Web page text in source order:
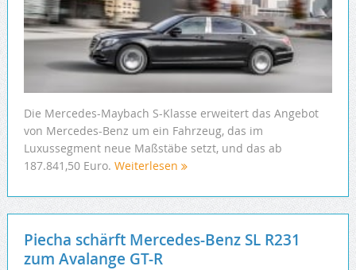
Die Mercedes-Maybach S-Klasse erweitert das Angebot
von Mercedes-Benz um ein Fahrzeug, das im
Luxussegment neue Maßstäbe setzt, und das ab
187.841,50 Euro. Weiterlesen
Piecha schärft Mercedes-Benz SL R231
zum Avalange GT-R